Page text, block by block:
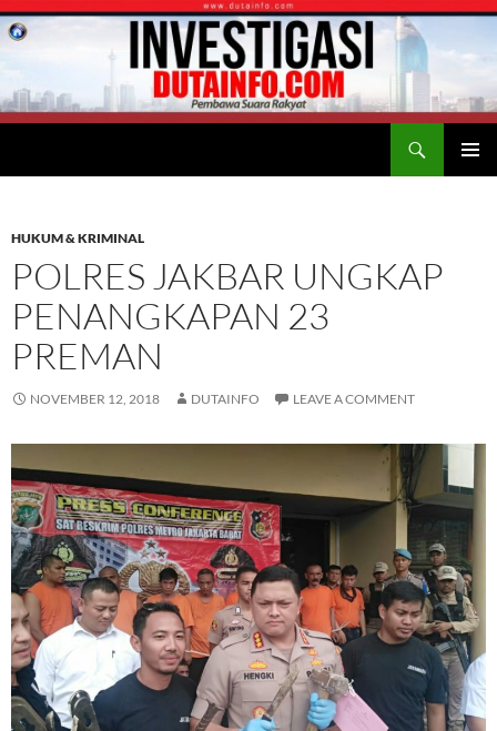
HUKUM & KRIMINAL
POLRES JAKBAR UNGKAP
PENANGKAPAN 23
PREMAN
NOVEMBER 12, 2018 DUTAINFO LEAVE A COMMENT